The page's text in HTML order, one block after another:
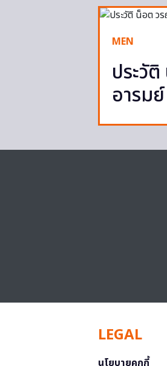
MEN
ประวั
อารมย์
LEGAL
นโยบายคุกกี้